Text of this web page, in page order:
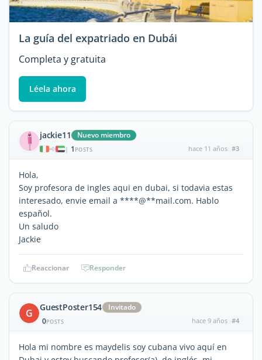
La guía del expatriado en Dubái
Completa y gratuita
Léela ahora
jackie11 Nuevo miembro
| 1 POSTS hace 11 años #3
Hola,
Soy profesora de ingles aqui en dubai, si todavia estas
interesado, envie email a ****@**mail.com. Hablo
español.
Un saludo
Jackie
Reaccionar Responder
G GuestPoster154
Invitado
0POSTS hace 9 años #4
Hola mi nombre es maydelis soy cubana vivo aquí en